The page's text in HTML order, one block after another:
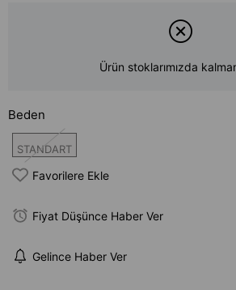
Ürün stoklarımızda
Beden
STANDART
Favorilere Ekle
Fiyat Düşünce Haber Ver
Gelince Haber Ver